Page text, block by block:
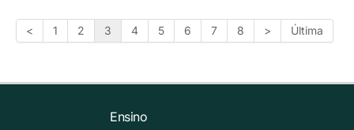
< 1 2 3 4 5 6 7 8 > Última
Ensino